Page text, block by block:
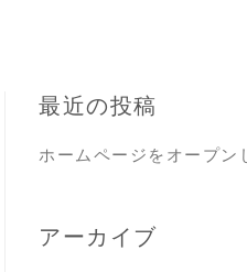
最近の投稿
ホームページをオープン
アーカイブ